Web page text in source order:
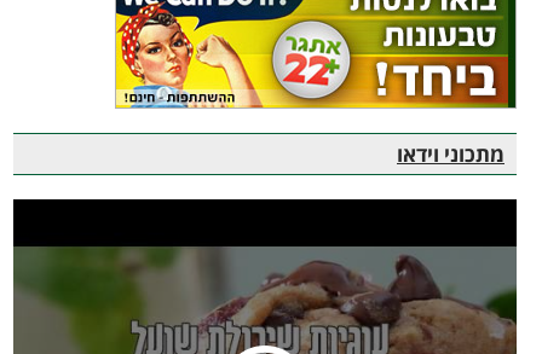
מתכוני וידאו